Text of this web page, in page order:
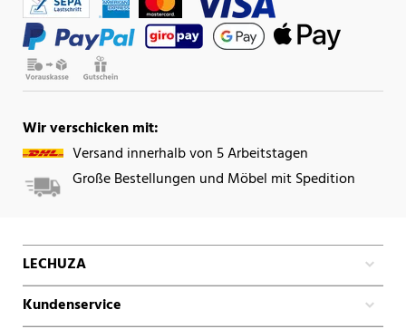
Wir verschicken mit:
Versand innerhalb von 5 Arbeitstagen
Große Bestellungen und Möbel mit Spedition
LECHUZA
Kundenservice